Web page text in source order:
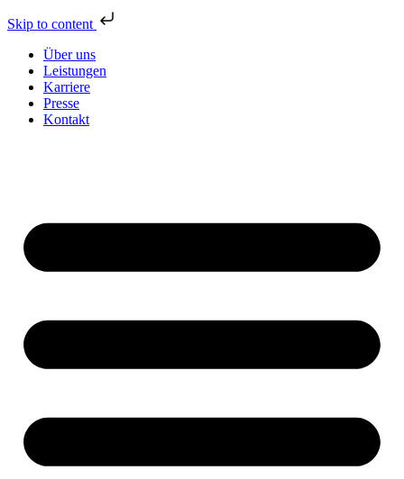
Skip to content
Über uns
Leistungen
Karriere
Presse
Kontakt